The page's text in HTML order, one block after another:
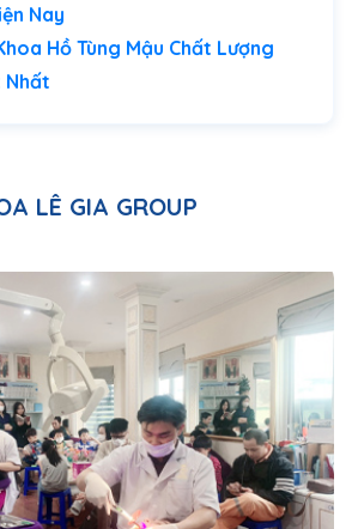
Nay
Hồ Tùng Mậu Chất Lượng
Nhất
LÊ GIA GROUP